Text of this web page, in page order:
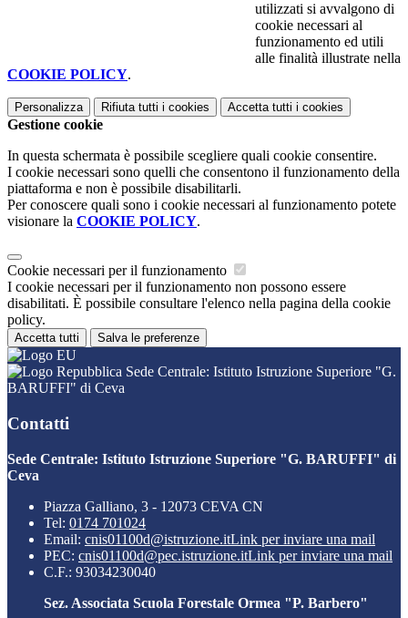
utilizzati si avvalgono di
cookie necessari al
funzionamento ed utili
alle finalità illustrate nella
COOKIE POLICY.
Personalizza Rifiuta tutti i cookies Accetta tutti i cookies
Gestione cookie
In questa schermata è possibile scegliere quali cookie consentire.
I cookie necessari sono quelli che consentono il funzionamento della
piattaforma e non è possibile disabilitarli.
Per conoscere quali sono i cookie necessari al funzionamento potete
visionare la COOKIE POLICY.
Cookie necessari per il funzionamento
I cookie necessari per il funzionamento non possono essere
disabilitati. È possibile consultare l'elenco nella pagina della cookie
policy.
Accetta tutti Salva le preferenze
Sede Centrale: Istituto Istruzione Superiore "G.
BARUFFI" di Ceva
Contatti
Sede Centrale: Istituto Istruzione Superiore "G. BARUFFI" di
Ceva
Piazza Galliano, 3 - 12073 CEVA CN
Tel: 0174 701024
Email: cnis01100d@istruzione.itLink per inviare una mail
PEC: cnis01100d@pec.istruzione.itLink per inviare una mail
C.F.: 93034230040
Sez. Associata Scuola Forestale Ormea "P. Barbero"